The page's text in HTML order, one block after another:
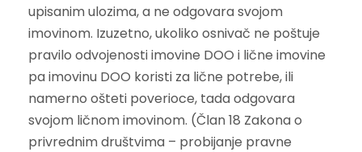
upisanim ulozima, a ne odgovara svojom
imovinom. Izuzetno, ukoliko osnivač ne poštuje
pravilo odvojenosti imovine DOO i lične imovine
pa imovinu DOO koristi za lične potrebe, ili
namerno ošteti poverioce, tada odgovara
svojom ličnom imovinom. (Član 18 Zakona o
privrednim društvima – probijanje pravne